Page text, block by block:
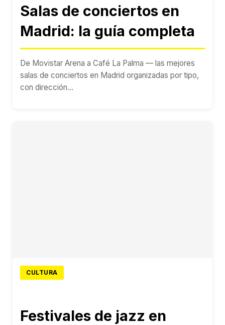
Salas de conciertos en
Madrid: la guía completa
De Movistar Arena a Café La Palma — las mejores
salas de conciertos en Madrid organizadas por tipo,
con dirección...
CULTURA
Festivales de jazz en